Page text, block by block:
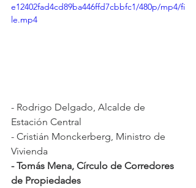
e12402fad4cd89ba446ffd7cbbfc1/480p/mp4/fi
le.mp4
- Rodrigo Delgado, Alcalde de
Estación Central
- Cristián Monckerberg, Ministro de
Vivienda
- Tomás Mena, Círculo de Corredores
de Propiedades